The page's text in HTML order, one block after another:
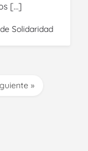
[…]
Solidaridad
»